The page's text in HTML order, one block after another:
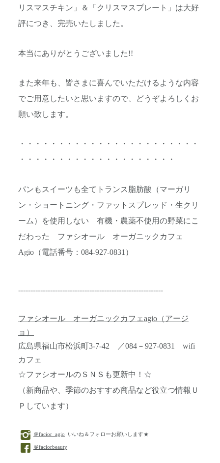
リスマスチキン」＆「クリスマスプレート」は大好
評につき、完売いたしました。
本当にありがとうございました!!
また来年も、皆さまに喜んでいただけるような内容
でご用意したいと思いますので、どうぞよろしくお
願い致します。
・・・・・・・・・・・・・・・・・・・・・・・
・・・・・・・・・・・・・・・・・・・・
パンもスイーツも全てトランス脂肪酸（マーガリ
ン・ショートニング・ファットスプレッド・生クリ
ーム）を使用しない 有機・農薬不使用の野菜にこ
だわった ファシオール オーガニックカフェ
Agio（電話番号：084-927-0831）
-----------------------------------------------------------
ファシオール オーガニックカフェagio（アージ
ョ）
広島県福山市松浜町3-7-42 ／084－927-0831 wifi
カフェ
☆ファシオールのＳＮＳも更新中！☆
（新商品や、季節のおすすめ商品など役立つ情報Ｕ
Ｐしています）
＠facior_agio いいね＆フォローお願いします★
＠faciorbeauty